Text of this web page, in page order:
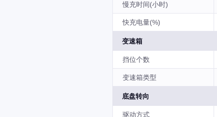
慢充时间(小时)
快充电量(%)
变速箱
挡位个数
变速箱类型
底盘转向
驱动方式